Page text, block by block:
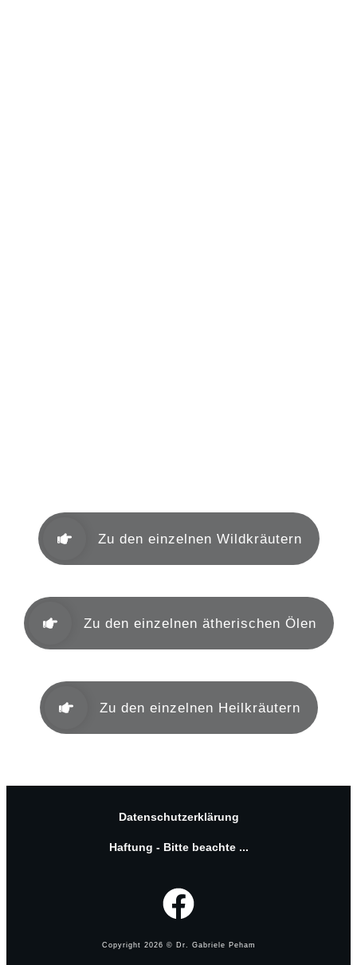
Zu den einzelnen Wildkräutern
Zu den einzelnen ätherischen Ölen
Zu den einzelnen Heilkräutern
Datenschutzerklärung
Haftung - Bitte beachte ...
Copyright 2026 © Dr. Gabriele Peham